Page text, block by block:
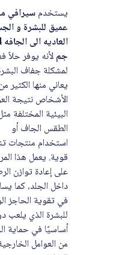
يستخدمسيرافي مرطب
عميق للبشرة و الجسم
العاديه الى الجافه 454
لأنه يوفر حلاً فعالًا
لمشكلة جفاف البشرة التي
يعاني منها الكثير من
الأشخاص نتيجة العوامل
البيئية المختلفة مثل
الطقس الجاف أو
استخدام منتجات تنظيف
قوية. يعمل هذا المرطب
على إعادة توازن الرطوبة
داخل الجلد، كما يساهم
في تقوية الحاجز الواقي
للبشرة الذي يلعب دورًا
أساسيًا في حماية الجلد
من العوامل الخارجية